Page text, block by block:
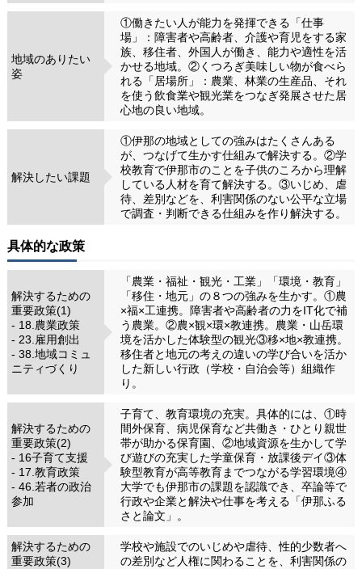
地域のありたい
姿
①働きたい人が能力を発揮できる「仕事
場」：障害者や高齢者、介護や育児をする家
族、移住者、外国人が働き、能力や適性を活
かせる地域。②くつろぎ美味しい物が食べら
れる「居場所」：農業、林業の生産品、それ
を使う飲食業や観光業をつなぎ発展させた居
心地の良い地域。
解決したい課題
①伊那の地域としての強みはたくさんある
が、つなげて生かす仕組みで解決する。②学
校教育で伊那市のことを子供のころから理解
している人材を育て解決する。③いじめ、虐
待、差別などを、利害関係のない公平な立場
で調査・判断できる仕組みを作り解決する。
具体的な政策
解決するための
重要政策(1)
- 18.農業政策
- 23.雇用創出
- 38.地域コミュ
ニティづくり
「農業・福祉・観光・工業」「環境・教育」
「移住・地元」の８つの強みを生かす。①農
×福×工連携。障害者や高齢者の力をIT化で補
う農業。②農×観×環×教連携。農業・山岳環
境を活かした体験型の観光③移×地×教連携。
移住者と地元の考えの違いの学び合いを活か
した新しい行政（学校・自治会等）組織作
り。
解決するための
重要政策(2)
- 16子育て支援
- 17.教育政策
- 46.若者の政治
参加
子育て、教育環境の充実。具体的には、①時
間外保育、病児保育など共働き・ひとり親世
帯が助かる保育園、②地域資源を生かして学
び遊びの充実した学童保育・放課後デイ③体
験型教育が高等教育までつながる学習環境④
大学でも伊那市の課題を認識でき、卒論等で
行政や企業と解決や仕事を考える「伊那ふる
さと論文」。
解決するための
重要政策(3)
学校や施設でのいじめや虐待、性的少数者へ
の差別など人権に関わることを、利害関係の